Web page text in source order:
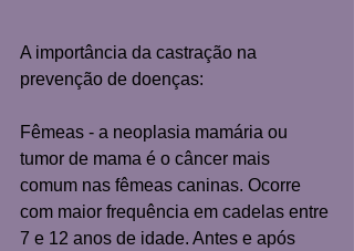
A importância da castração na
prevenção de doenças:
Fêmeas - a neoplasia mamária ou
tumor de mama é o câncer mais
comum nas fêmeas caninas. Ocorre
com maior frequência em cadelas entre
7 e 12 anos de idade. Antes e após